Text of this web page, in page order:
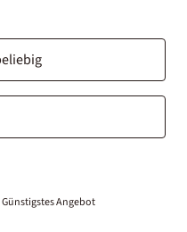
Günstigstes Angebot